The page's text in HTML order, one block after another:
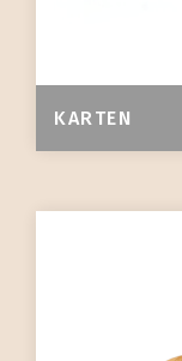
KARTEN